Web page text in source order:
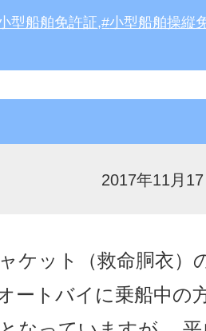
型船舶免許証, 小型船舶操縦
2017年11月17
ケット（救命胴衣）
ートバイに乗船中の